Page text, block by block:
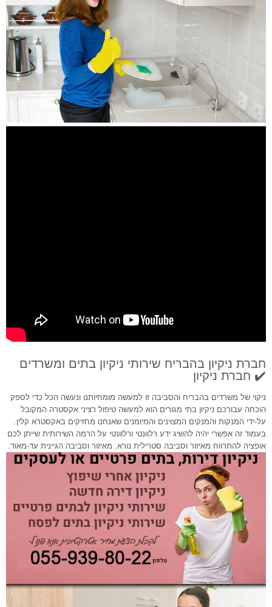
חברת ניקיון בהבריח שירותי ניקיון בתים ומשרדים
✔️ חברת ניקיון
ניקוי של משרדים בהבריח והסביבה זו למעשה מומחיותנו ונעשה הכל כדי לספק
הוכחה עבורכם ניקיון בתי מגורים הוא למעשה טיפול רציני אקסטרה המקובל
על-ידי המנקות והמנקים המצוינים והמיומנים שאנחנו מחזיקים באקסטרא קלין.
בעמוד זה אפשרי יהיה להשיג ידע רלוונטי ורלוונטי על הרמה השירותית שייתן לכם
אופציה להתרווח מאיזור וסביבה סטרילית נורא. מאיזור וסביבה הגיינית עד-מאוד.